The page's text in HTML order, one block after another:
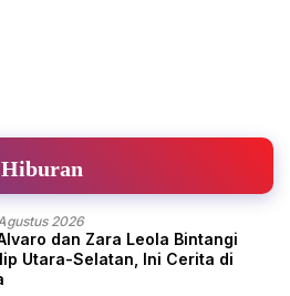
Hiburan
2026
dan Zara Leola Bintangi
Utara-Selatan, Ini Cerita di